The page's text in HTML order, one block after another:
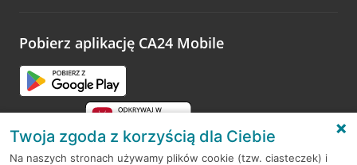
opinie.
Pobierz aplikację CA24 Mobile
Twoja zgoda z korzyścią dla Ciebie
Na naszych stronach używamy plików cookie (tzw. ciasteczek) i